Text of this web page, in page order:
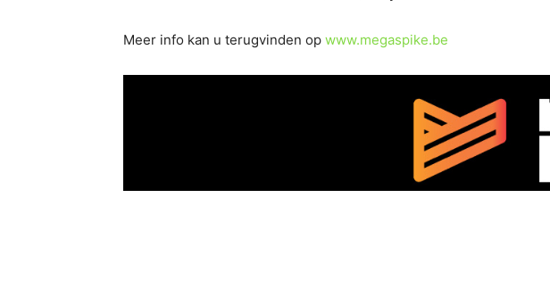
Meer info kan u terugvinden op www.megaspike.be